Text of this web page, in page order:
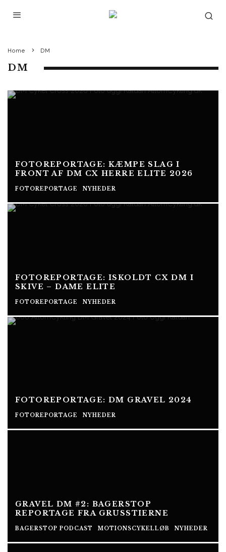
Home DM
DM
FOTOREPORTAGE: KÆMPE SLAG I
FRONT AF DM CX HERRE ELITE 2026
FOTOREPORTAGE NYHEDER
FOTOREPORTAGE: ISKOLDT CX DM I
SKIVE – DAME ELITE
FOTOREPORTAGE NYHEDER
FOTOREPORTAGE: DM GRAVEL 2024
FOTOREPORTAGE NYHEDER
GRAVEL DM #2: BAGERSTOP
REPORTAGE FRA GRUSSTIERNE
BAGERSTOP PODCAST MOTIONSCYKELLØB NYHEDER